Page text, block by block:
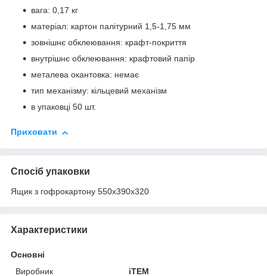
вага: 0,17 кг
матеріал: картон палітурний 1,5-1,75 мм
зовнішнє обклеювання: крафт-покриття
внутрішнє обклеювання: крафтовий папір
металева окантовка: немає
тип механізму: кільцевий механізм
в упаковці 50 шт.
Приховати
Спосіб упаковки
Ящик з гофрокартону 550х390х320
Характеристики
Основні
Виробник
iTEM